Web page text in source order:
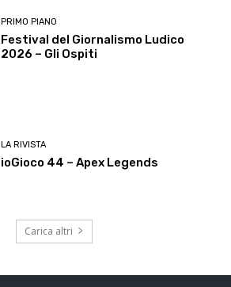
PRIMO PIANO
Festival del Giornalismo Ludico
2026 – Gli Ospiti
LA RIVISTA
ioGioco 44 – Apex Legends
Carica altri